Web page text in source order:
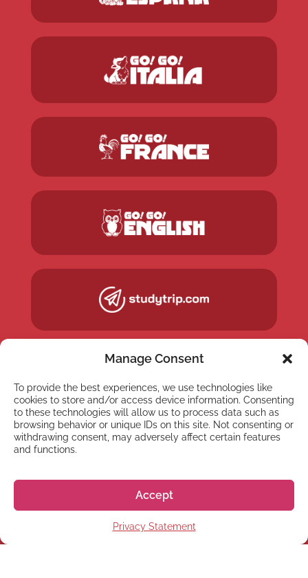
Manage Consent
To provide the best experiences, we use technologies like
cookies to store and/or access device information. Consenting
to these technologies will allow us to process data such as
browsing behavior or unique IDs on this site. Not consenting or
withdrawing consent, may adversely affect certain features
and functions.
Accept
Privacy Statement
NYHETSBREV
Anmäl dig till vårt
nyhetsbrev